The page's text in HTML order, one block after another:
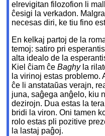
elrevigitan filozofion li
ĉesigi la verkadon.
necesas diri, ke tiu fino
En kelkaj partoj de la
temoj: satiro pri
alta idealo de la
Kiel ĉiam ĉeBaghyla
la virinoj estas problemo.
ĉe li anstataŭas verajn,
juna, saĝega anĝelo, kiu
dezirojn. Dua estas la
bridi la viron. Oni tamen
rolo estas pli pozitive
la lastaj paĝoj.